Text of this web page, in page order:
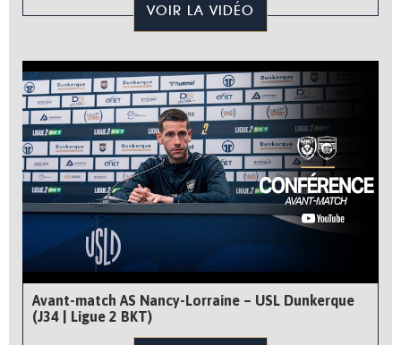
VOIR LA VIDÉO
Avant-match AS Nancy-Lorraine – USL Dunkerque
(J34 | Ligue 2 BKT)